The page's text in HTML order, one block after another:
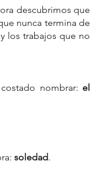
descubrimos que
nunca termina de
los trabajos que no
nombrar: el
soledad.